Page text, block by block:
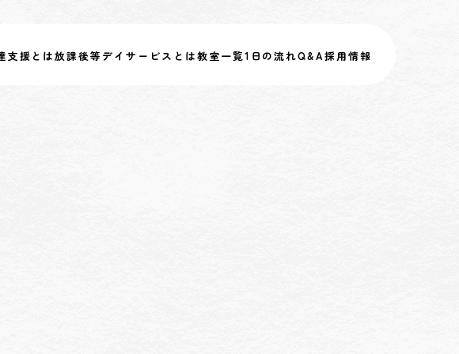
支援とは放課後等デイサービスとは教室一覧1日の流れQ&A採用情報